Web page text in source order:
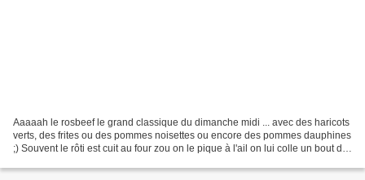
Aaaaah le rosbeef le grand classique du dimanche midi ... avec des haricots
verts, des frites ou des pommes noisettes ou encore des pommes dauphines
;) Souvent le rôti est cuit au four zou on le pique à l'ail on lui colle un bout de